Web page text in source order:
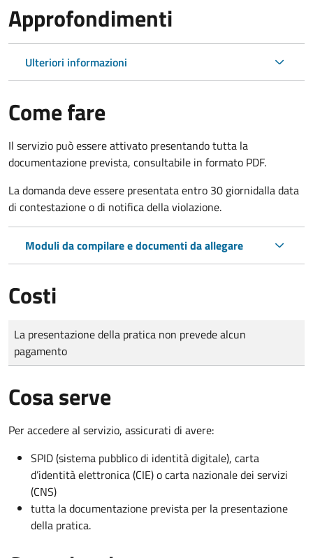
Approfondimenti
Ulteriori informazioni
Come fare
Il servizio può essere attivato presentando tutta la
documentazione prevista, consultabile in formato PDF.
La domanda deve essere presentata entro 30 giornidalla data
di contestazione o di notifica della violazione.
Moduli da compilare e documenti da allegare
Costi
Tipo di pagamento
Importo
La presentazione della pratica non prevede alcun
pagamento
Cosa serve
Per accedere al servizio, assicurati di avere:
SPID (sistema pubblico di identità digitale), carta
d’identità elettronica (CIE) o carta nazionale dei servizi
(CNS)
tutta la documentazione prevista per la presentazione
della pratica.